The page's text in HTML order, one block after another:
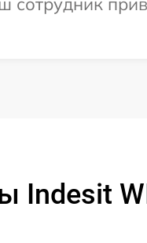
Indesit